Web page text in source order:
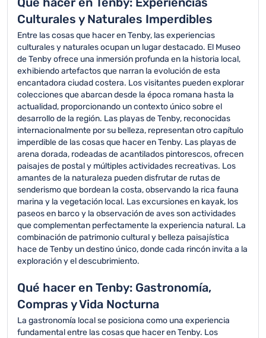
Culturales y Naturales Imperdibles
Entre las cosas que hacer en Tenby, las experiencias
culturales y naturales ocupan un lugar destacado. El Museo
de Tenby ofrece una inmersión profunda en la historia local,
exhibiendo artefactos que narran la evolución de esta
encantadora ciudad costera. Los visitantes pueden explorar
colecciones que abarcan desde la época romana hasta la
actualidad, proporcionando un contexto único sobre el
desarrollo de la región. Las playas de Tenby, reconocidas
internacionalmente por su belleza, representan otro capítulo
imperdible de las cosas que hacer en Tenby. Las playas de
arena dorada, rodeadas de acantilados pintorescos, ofrecen
paisajes de postal y múltiples actividades recreativas. Los
amantes de la naturaleza pueden disfrutar de rutas de
senderismo que bordean la costa, observando la rica fauna
marina y la vegetación local. Las excursiones en kayak, los
paseos en barco y la observación de aves son actividades
que complementan perfectamente la experiencia natural. La
combinación de patrimonio cultural y belleza paisajística
hace de Tenby un destino único, donde cada rincón invita a la
exploración y el descubrimiento.
Qué hacer en Tenby: Gastronomía,
Compras y Vida Nocturna
La gastronomía local se posiciona como una experiencia
fundamental entre las cosas que hacer en Tenby. Los